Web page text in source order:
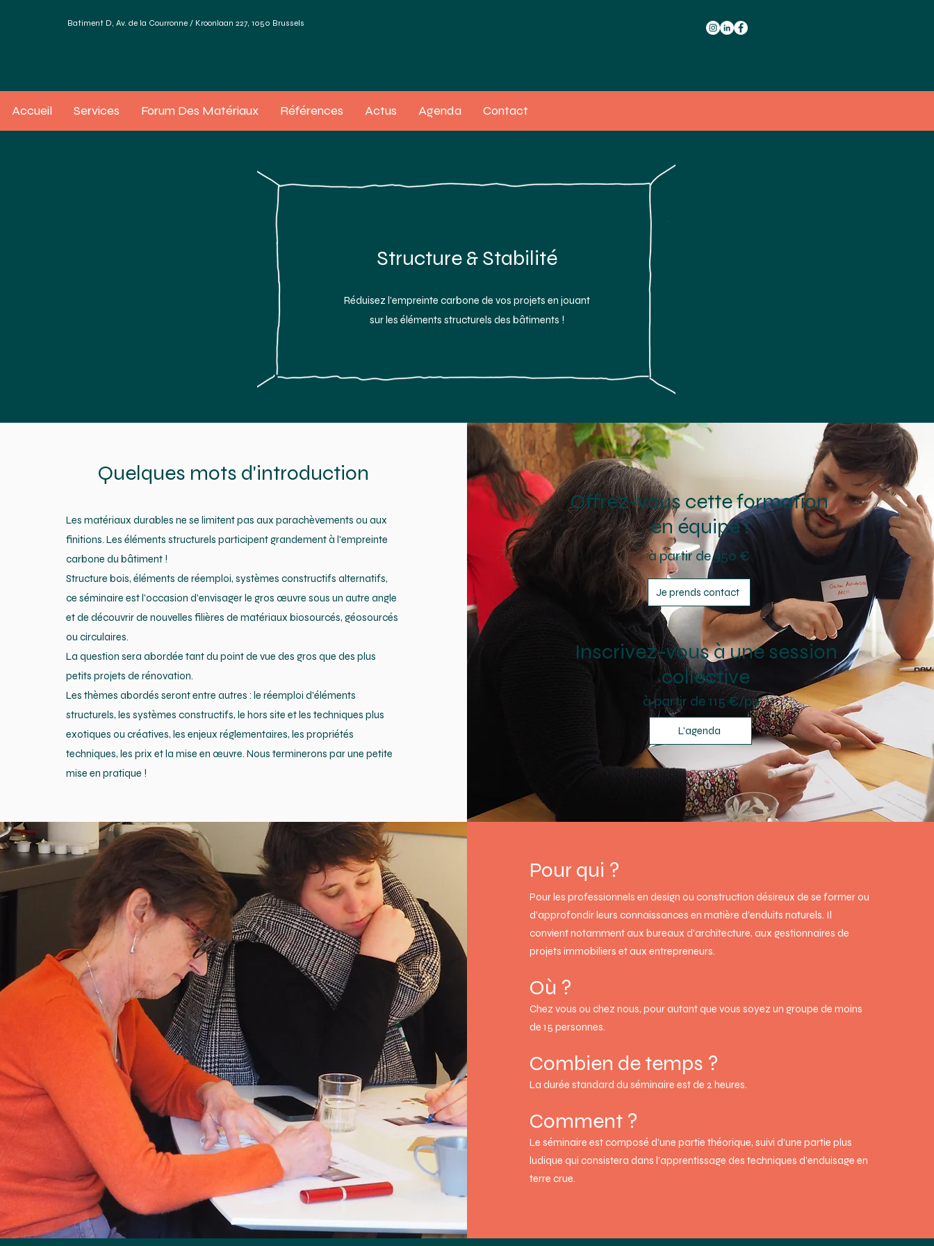
Batiment D, Av. de la Courronne / Kroonlaan 227, 1050 Brussels
Accueil Services Forum Des Matériaux Références Actus Agenda Contact
Structure & Stabilité
Réduisez l'empreinte carbone de vos projets en jouant
sur les éléments structurels des bâtiments !
Quelques mots d'introduction
Les matériaux durables ne se limitent pas aux parachèvements ou aux
finitions. Les éléments structurels participent grandement à l'empreinte
carbone du bâtiment !
Structure bois, éléments de réemploi, systèmes constructifs alternatifs,
ce séminaire est l'occasion d'envisager le gros œuvre sous un autre angle
et de découvrir de nouvelles filières de matériaux biosourcés, géosourcés
ou circulaires.
La question sera abordée tant du point de vue des gros que des plus
petits projets de rénovation.
Les thèmes abordés seront entre autres : le réemploi d'éléments
structurels, les systèmes constructifs, le hors site et les techniques plus
exotiques ou créatives, les enjeux réglementaires, les propriétés
techniques, les prix et la mise en œuvre. Nous terminerons par une petite
mise en pratique !
Offrez-vous cette formation
en équipe !
à partir de 950 €
Je prends contact
Inscrivez-vous à une session
collective
à partir de 115 €/pp
L'agenda
Pour qui ?
Pour les professionnels en design ou construction désireux de se former ou
d’approfondir leurs connaissances en matière d’enduits naturels. Il
convient notamment aux bureaux d’architecture, aux gestionnaires de
projets immobiliers et aux entrepreneurs.
Où ?
Chez vous ou chez nous, pour autant que vous soyez un groupe de moins
de 15 personnes.
Combien de temps ?
La durée standard du séminaire est de 2 heures.
Comment ?
Le séminaire est composé d’une partie théorique, suivi d’une partie plus
ludique qui consistera dans l'apprentissage des techniques d'enduisage en
terre crue.